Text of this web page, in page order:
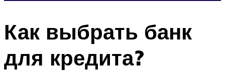
Как выбрать банк
для кредита?